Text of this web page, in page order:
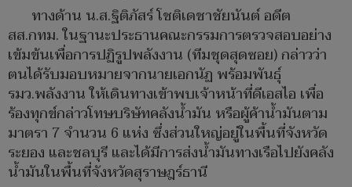
ทางด้าน น.ส.ฐิติภัสร์ โชติเดชาชัยนันต์ อดีต
สส.กทม. ในฐานะประธานคณะกรรมการตรวจสอบอย่าง
เข้มข้นเพื่อการปฏิรูปพลังงาน (ทีมชุดสุดซอย) กล่าวว่า
ตนได้รับมอบหมายจากนายเอกนัฏ พร้อมพันธุ์
รมว.พลังงาน ให้เดินทางเข้าพบเจ้าหน้าที่ดีเอสไอ เพื่อ
ร้องทุกข์กล่าวโทษบริษัทคลังน้ำมัน หรือผู้ค้าน้ำมันตาม
มาตรา 7 จำนวน 6 แห่ง ซึ่งส่วนใหญ่อยู่ในพื้นที่จังหวัด
ระยอง และชลบุรี และได้มีการส่งน้ำมันทางเรือไปยังคลัง
น้ำมันในพื้นที่จังหวัดสุราษฎร์ธานี